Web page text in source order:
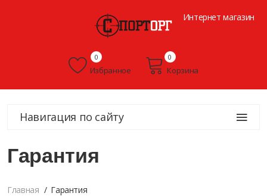
Интернет магазин
Избранное
0
Корзина
0
Навигация по сайту
Гарантия
Главная Гарантия